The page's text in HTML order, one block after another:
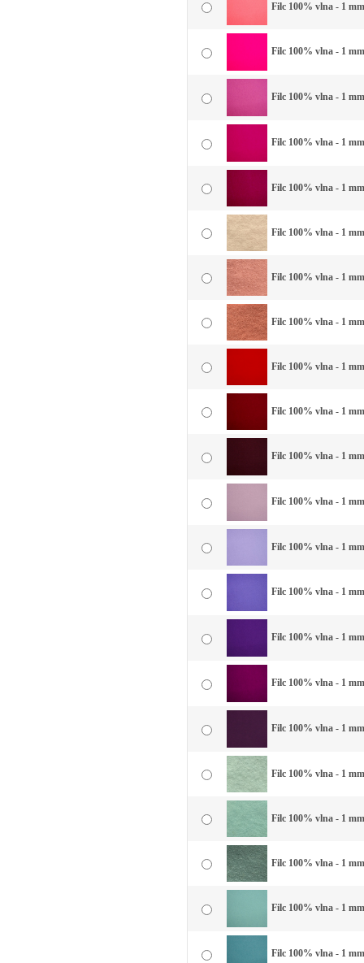
Filc 100% vlna - 1
Filc 100% vlna - 1
Filc 100% vlna - 1
Filc 100% vlna - 1
Filc 100% vlna - 1
Filc 100% vlna - 1
Filc 100% vlna - 1
Filc 100% vlna - 1
Filc 100% vlna - 1
Filc 100% vlna - 1
Filc 100% vlna - 1
Filc 100% vlna - 1
Filc 100% vlna - 1
Filc 100% vlna - 1
Filc 100% vlna - 1
Filc 100% vlna - 1
Filc 100% vlna - 1
Filc 100% vlna - 1
Filc 100% vlna - 1
Filc 100% vlna - 1
Filc 100% vlna - 1
Filc 100% vlna - 1